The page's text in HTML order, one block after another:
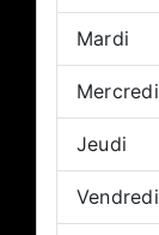
Mardi
Mercredi
Jeudi
Vendredi